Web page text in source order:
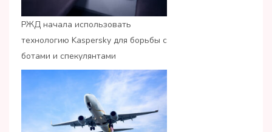
РЖД начала использовать
технологию Kaspersky для борьбы с
ботами и спекулянтами